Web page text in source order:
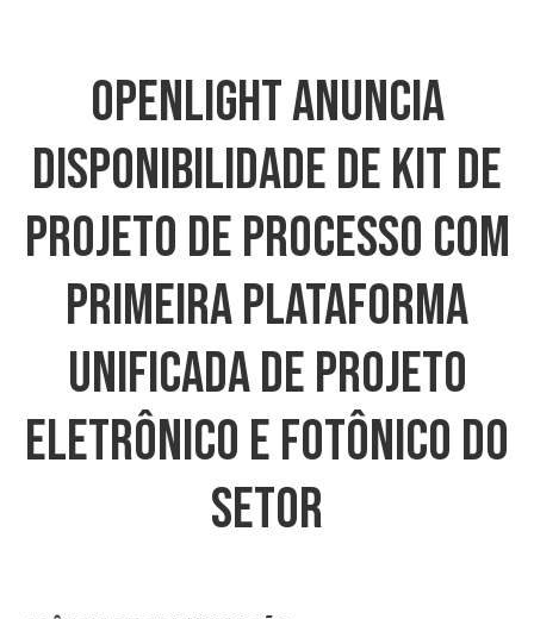
OpenLight Anuncia
Disponibilidade De Kit De
Projeto De Processo Com
Primeira Plataforma
Unificada De Projeto
Eletrônico E Fotônico Do
Setor